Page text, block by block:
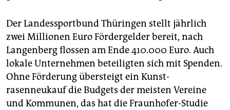
Der Landessportbund Thüringen stellt jährlich
zwei Millionen Euro Fördergelder bereit, nach
Langenberg flossen am Ende 410.000 Euro. Auch
lokale Unternehmen beteiligten sich mit Spenden.
Ohne Förderung übersteigt ein Kunst­
rasenneukauf die Budgets der meisten Vereine
und Kommunen, das hat die Fraunhofer-Studie